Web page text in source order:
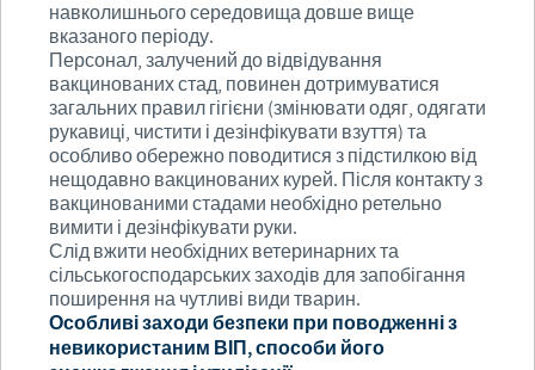
навколишнього середовища довше вище
вказаного періоду.
Персонал, залучений до відвідування
вакцинованих стад, повинен дотримуватися
загальних правил гігієни (змінювати одяг, одягати
рукавиці, чистити і дезінфікувати взуття) та
особливо обережно поводитися з підстилкою від
нещодавно вакцинованих курей. Після контакту з
вакцинованими стадами необхідно ретельно
вимити і дезінфікувати руки.
Слід вжити необхідних ветеринарних та
сільськогосподарських заходів для запобігання
поширення на чутливі види тварин.
Особливі заходи безпеки при поводженні з
невикористаним ВІП, способи його